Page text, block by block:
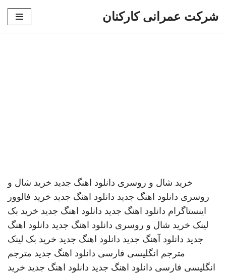
شرکت عمرانی کارکنان
خرید شال و روسری دانلود اهنگ جدید خرید شال و
روسری دانلود اهنگ جدید دانلود اهنگ جدید خرید فالوور
اینستاگرام دانلود اهنگ جدید دانلود اهنگ جدید خرید بک
لینک خرید شال و روسری دانلود اهنگ جدید دانلود اهنگ
جدید دانلود آهنگ جدید دانلود اهنگ جدید خرید بک لینک
مترجم انگلیسی فارسی دانلود اهنگ جدید مترجم
انگلیسی فارسی دانلود اهنگ جدید دانلود اهنگ جدید خرید